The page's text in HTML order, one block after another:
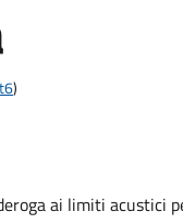
)
ai limiti acustici